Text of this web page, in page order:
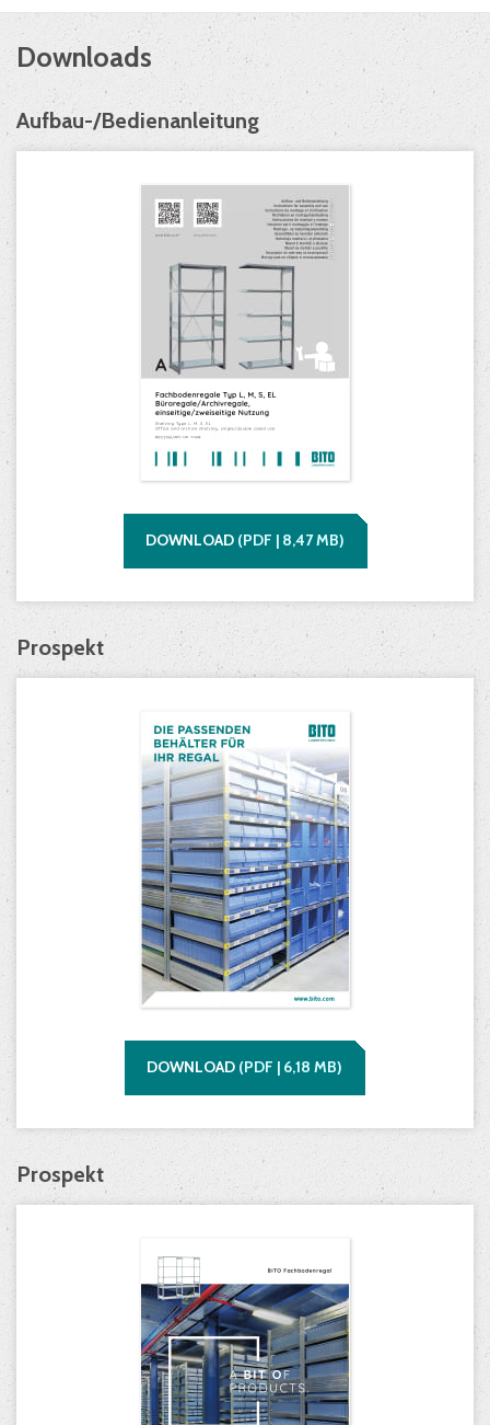
Downloads
Aufbau-/Bedienanleitung
DOWNLOAD (PDF | 8,47MB)
Prospekt
DOWNLOAD (PDF | 6,18 MB)
Prospekt